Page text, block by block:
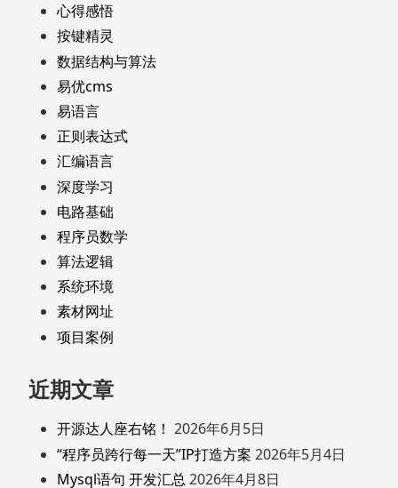
心得感悟
按键精灵
数据结构与算法
易优cms
易语言
正则表达式
汇编语言
深度学习
电路基础
程序员数学
算法逻辑
系统环境
素材网址
项目案例
近期文章
开源达人座右铭！ 2026年6月5日
“程序员跨行每一天”IP打造方案 2026年5月4日
Mysql语句 开发汇总 2026年4月8日